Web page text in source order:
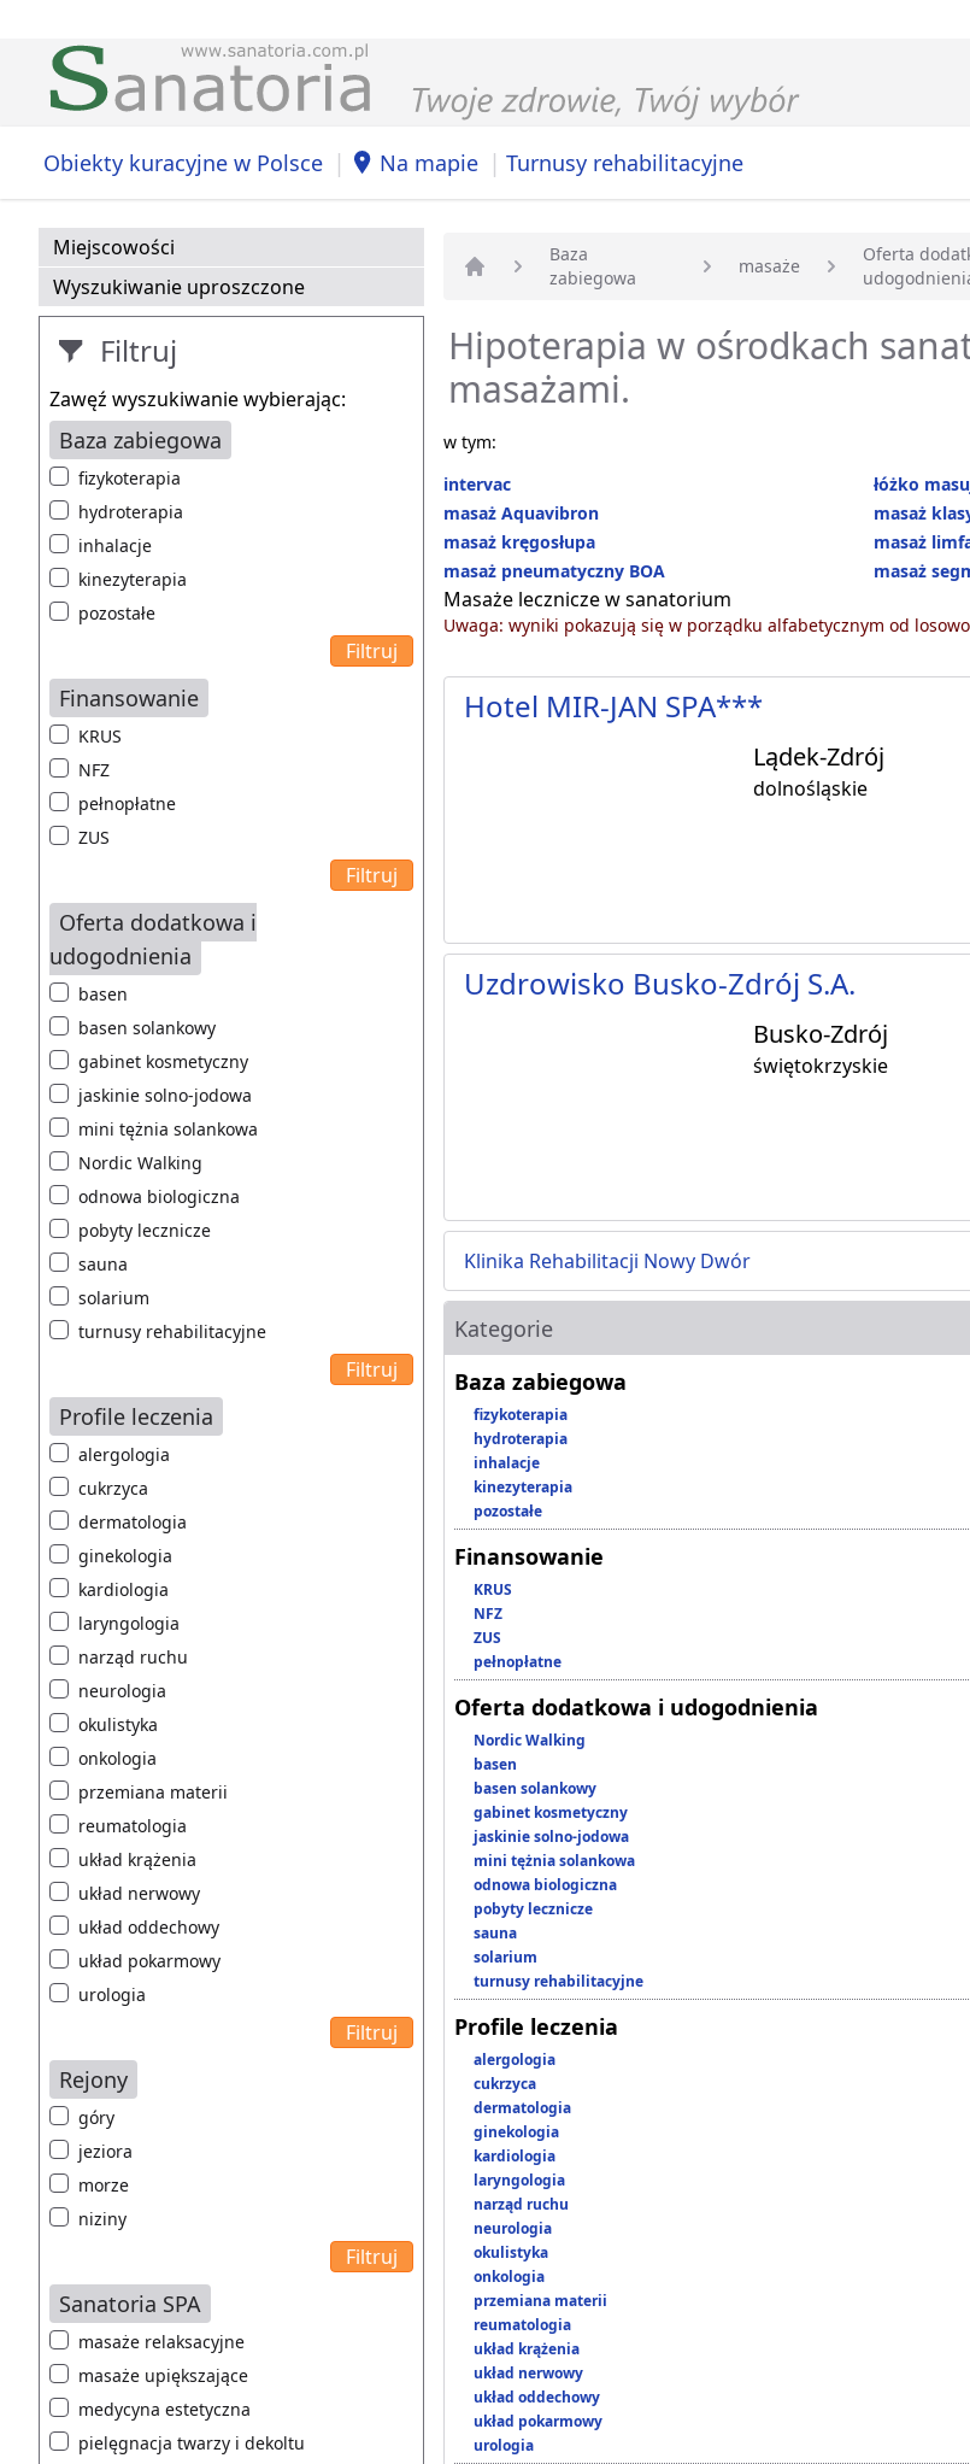
Obiekty kuracyjne w Polsce | Na mapie | Turnusy rehabilitacyjne
Miejscowości
Wyszukiwanie uproszczone
Filtruj
Zawęź wyszukiwanie wybierając:
Baza zabiegowa
fizykoterapia
hydroterapia
inhalacje
kinezyterapia
pozostałe
Finansowanie
KRUS
NFZ
pełnopłatne
ZUS
Oferta dodatkowa i
udogodnienia
basen
basen solankowy
gabinet kosmetyczny
jaskinie solno-jodowa
mini tężnia solankowa
Nordic Walking
odnowa biologiczna
pobyty lecznicze
sauna
solarium
turnusy rehabilitacyjne
Profile leczenia
alergologia
cukrzyca
dermatologia
ginekologia
kardiologia
laryngologia
narząd ruchu
neurologia
okulistyka
onkologia
przemiana materii
reumatologia
układ krążenia
układ nerwowy
układ oddechowy
układ pokarmowy
urologia
Rejony
góry
jeziora
morze
niziny
Sanatoria SPA
masaże relaksacyjne
masaże upiększające
medycyna estetyczna
pielęgnacja twarzy i dekoltu
Strona główna
Baza
zabiegowa
masaże
Oferta
Hipoterapia w ośrodkach
masażami.
w tym:
intervac
łóżko
masaż Aquavibron
masaż
masaż kręgosłupa
masaż
masaż pneumatyczny BOA
masaż
Masaże lecznicze w sanatorium
Uwaga: wyniki pokazują się w porządku alfabetycznym od
Hotel MIR-JAN SPA***
Lądek-Zdrój
dolnośląskie
Uzdrowisko Busko-Zdrój S.A.
Busko-Zdrój
świętokrzyskie
Klinika Rehabilitacji Nowy Dwór
Kategorie
Baza zabiegowa
fizykoterapia
hydroterapia
inhalacje
kinezyterapia
pozostałe
Finansowanie
KRUS
NFZ
ZUS
pełnopłatne
Oferta dodatkowa i udogodnienia
Nordic Walking
basen
basen solankowy
gabinet kosmetyczny
jaskinie solno-jodowa
mini tężnia solankowa
odnowa biologiczna
pobyty lecznicze
sauna
solarium
turnusy rehabilitacyjne
Profile leczenia
alergologia
cukrzyca
dermatologia
ginekologia
kardiologia
laryngologia
narząd ruchu
neurologia
okulistyka
onkologia
przemiana materii
reumatologia
układ krążenia
układ nerwowy
układ oddechowy
układ pokarmowy
urologia